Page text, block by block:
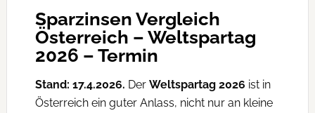
Sparzinsen Vergleich
Österreich – Weltspartag
2026 – Termin
Stand: 17.4.2026. Der Weltspartag 2026 ist in
Österreich ein guter Anlass, nicht nur an kleine